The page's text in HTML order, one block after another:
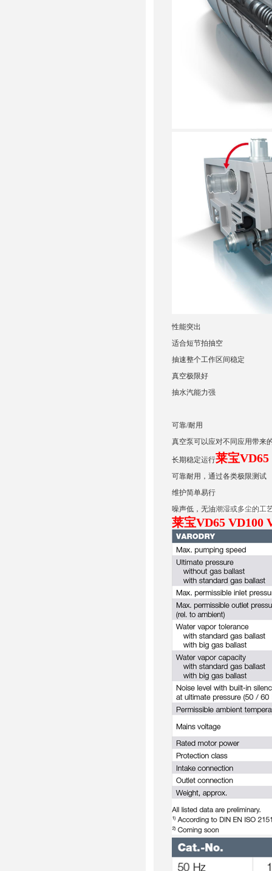
性能突出
适合短节拍抽空
抽速整个工作区间稳定
真空极限好
抽水汽能力强
可靠/耐用
真空泵可以应对不同应用带来
长期稳定运行莱宝VD65
可靠耐用，通过各类极限测试
维护简单易行
噪声低，无油潮湿或多尘的工
莱宝VD65 VD100